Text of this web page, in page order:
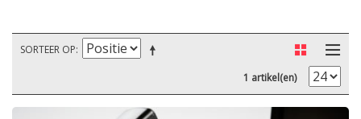
SORTEER OP
1 artikel(en)